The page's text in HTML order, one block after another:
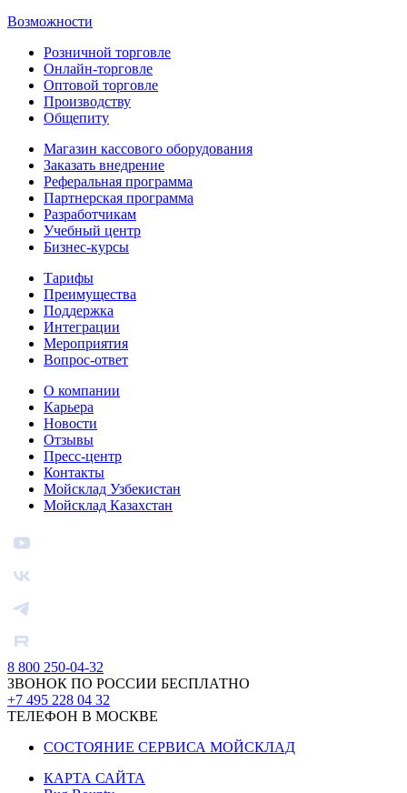
Возможности
Розничной торговле
Онлайн-торговле
Оптовой торговле
Производству
Общепиту
Магазин кассового оборудования
Заказать внедрение
Реферальная программа
Партнерская программа
Разработчикам
Учебный центр
Бизнес‑курсы
Тарифы
Преимущества
Поддержка
Интеграции
Мероприятия
Вопрос-ответ
О компании
Карьера
Новости
Отзывы
Пресс-центр
Контакты
Мойсклад Узбекистан
Мойсклад Казахстан
8 800 250-04-32
ЗВОНОК ПО РОССИИ БЕСПЛАТНО
+7 495 228 04 32
ТЕЛЕФОН В МОСКВЕ
СОСТОЯНИЕ СЕРВИСА МОЙСКЛАД
КАРТА САЙТА